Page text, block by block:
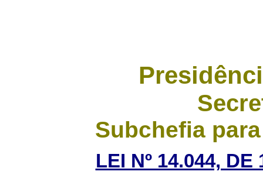
Subchefia
LEI Nº 14.044,